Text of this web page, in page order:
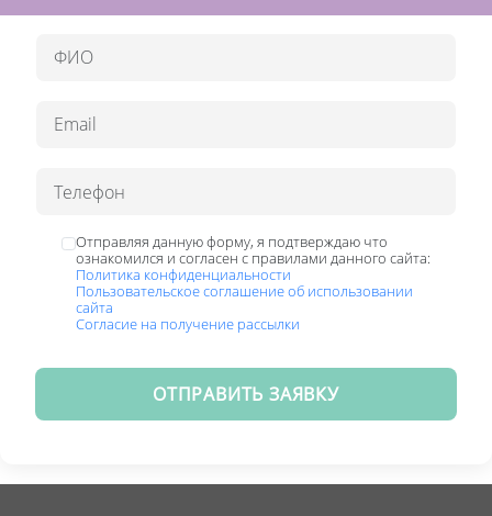
Отправляя данную форму, я подтверждаю что
ознакомился и согласен с правилами данного сайта:
Политика конфиденциальности
Пользовательское соглашение об использовании
сайта
Согласие на получение рассылки
ОТПРАВИТЬ ЗАЯВКУ